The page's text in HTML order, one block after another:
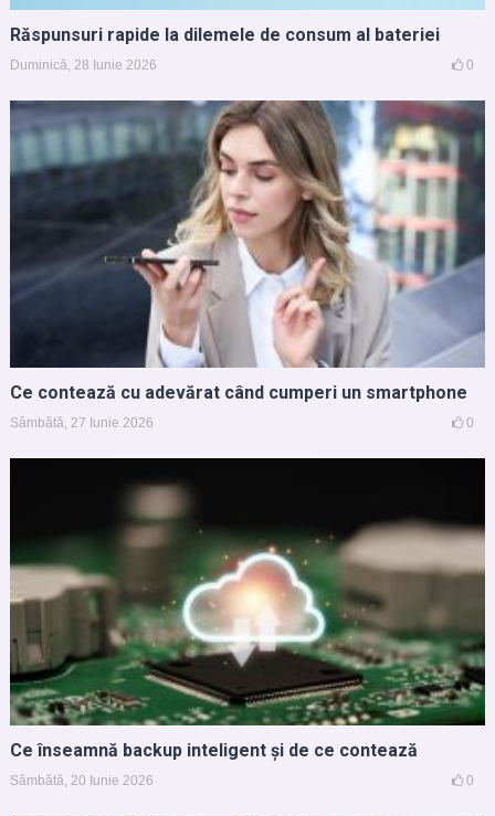
Răspunsuri rapide la dilemele de consum al bateriei
Duminică, 28 Iunie 2026 0
Ce contează cu adevărat când cumperi un smartphone
Sâmbătă, 27 Iunie 2026 0
Ce înseamnă backup inteligent și de ce contează
Sâmbătă, 20 Iunie 2026 0